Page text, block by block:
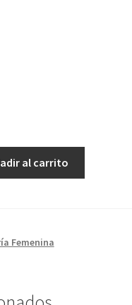
al carrito
Femenina